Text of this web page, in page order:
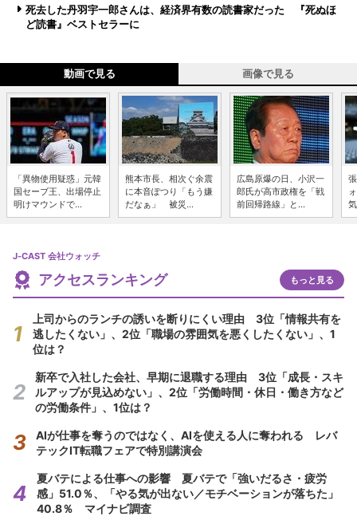
死去した丹羽宇一郎さんは、経済界有数の読書家だった 『死ぬほ
ど読書』ベストセラーに
動画で見る 画像で見る
「異物使用疑惑」元韓
国セーブ王、出場停止
明けマウンドで...
熊本市長、相次ぐ余震
に本音ぽつり「もう嫌
だなぁ」 被災...
広島原爆の日、小沢一
郎氏が高市政権を「戦
前回帰路線」と...
J-CAST 会社ウォッチ
アクセスランキング もっと見る
上司からのランチの誘いを断りにくい理由 3位「情報共有を
逃したくない」、2位「職場の雰囲気を悪くしたくない」、1
位は？
新卒で入社した会社、早期に退職する理由 3位「成長・スキ
ルアップが見込めない」、2位「労働時間・休日・働き方など
の労働条件」、1位は？
AIが仕事を奪うのではなく、AIを使える人に奪われる レバ
テックIT転職フェアで特別講演会
夏バテによる仕事への影響 夏バテで「強いだるさ・疲労
感」51.0％、「やる気が出ない／モチベーションが落ちた」
40.8％ マイナビ調査